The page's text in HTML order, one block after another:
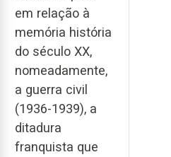
em relação à
memória história
do século XX,
nomeadamente,
a guerra civil
(1936-1939), a
ditadura
franquista que